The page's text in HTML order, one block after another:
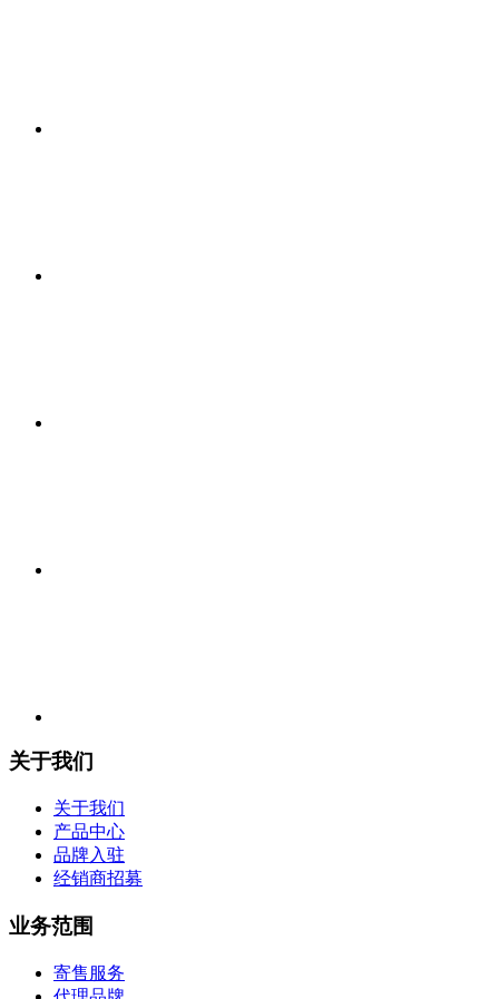
关于我们
关于我们
产品中心
品牌入驻
经销商招募
业务范围
寄售服务